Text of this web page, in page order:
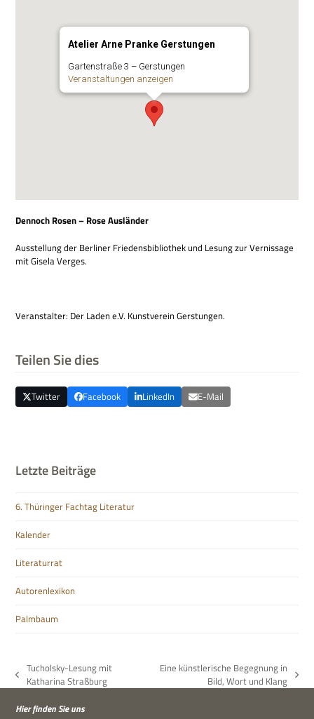
Atelier Arne Pranke Gerstungen
Gar­ten­straße 3 – Gerstungen
Ver­an­stal­tun­gen anzeigen
Den­noch Rosen – Rose Ausländer
Aus­stel­lung der Ber­li­ner Frie­dens­bi­blio­thek und Lesung zur Ver­nis­sage
mit Gisela Verges.
Ver­an­stal­ter: Der Laden e.V. Kunst­ver­ein Gerstungen.
Teilen Sie dies
Twitter Facebook LinkedIn E-Mail
Letzte Beiträge
6. Thüringer Fachtag Literatur
Kalender
Literaturrat
Autorenlexikon
Palmbaum
vorheriger
Tucholsky-Lesung mit
Katharina Straßburg
Eine künstlerische Begegnung in
Bild, Wort und Klang
Hier fin­den Sie uns